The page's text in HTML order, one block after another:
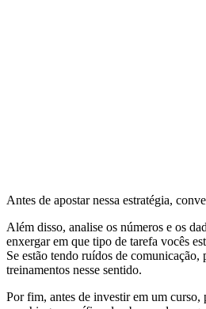
Antes de apostar nessa estratégia,
Além disso, analise os números e os
enxergar em que tipo de tarefa vocês
Se estão tendo ruídos de
treinamentos nesse sentido.
Por fim, antes de investir em um curso,